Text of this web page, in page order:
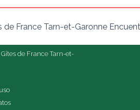
de France Tarn-et-Garonne
de France Tarn-et-